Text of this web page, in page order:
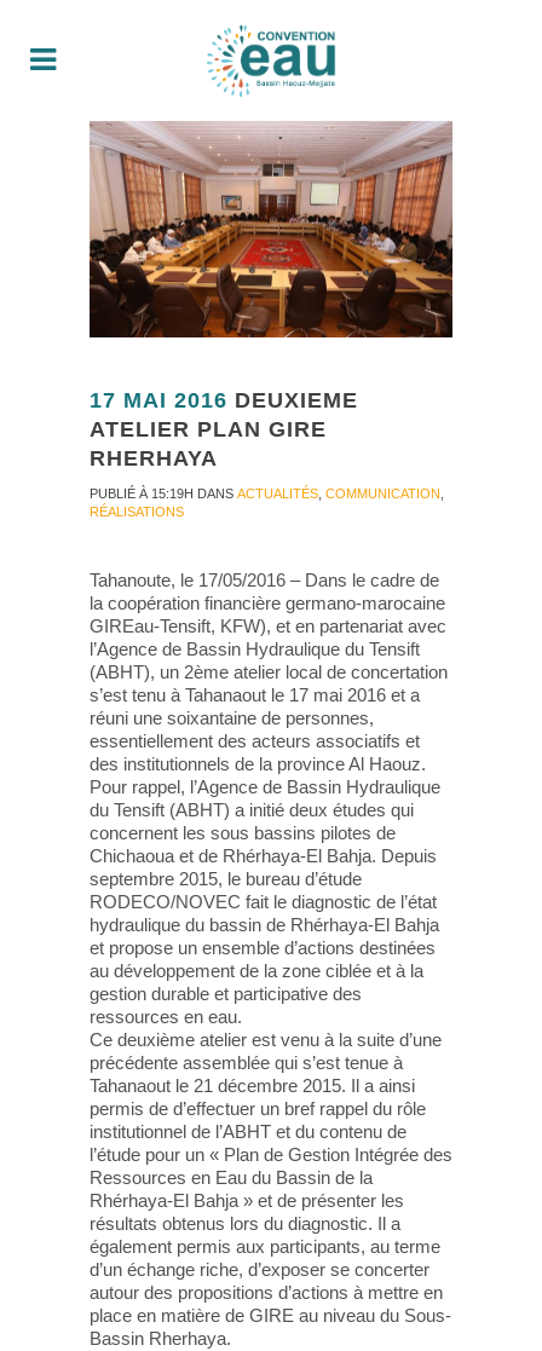
17 MAI 2016 DEUXIEME
ATELIER PLAN GIRE
RHERHAYA
PUBLIÉ À 15:19H DANS ACTUALITÉS, COMMUNICATION,
RÉALISATIONS
Tahanoute, le 17/05/2016 – Dans le cadre de
la coopération financière germano-marocaine
GIREau-Tensift, KFW), et en partenariat avec
l’Agence de Bassin Hydraulique du Tensift
(ABHT), un 2ème atelier local de concertation
s’est tenu à Tahanaout le 17 mai 2016 et a
réuni une soixantaine de personnes,
essentiellement des acteurs associatifs et
des institutionnels de la province Al Haouz.
Pour rappel, l’Agence de Bassin Hydraulique
du Tensift (ABHT) a initié deux études qui
concernent les sous bassins pilotes de
Chichaoua et de Rhérhaya-El Bahja. Depuis
septembre 2015, le bureau d’étude
RODECO/NOVEC fait le diagnostic de l’état
hydraulique du bassin de Rhérhaya-El Bahja
et propose un ensemble d’actions destinées
au développement de la zone ciblée et à la
gestion durable et participative des
ressources en eau.
Ce deuxième atelier est venu à la suite d’une
précédente assemblée qui s’est tenue à
Tahanaout le 21 décembre 2015. Il a ainsi
permis de d’effectuer un bref rappel du rôle
institutionnel de l’ABHT et du contenu de
l’étude pour un « Plan de Gestion Intégrée des
Ressources en Eau du Bassin de la
Rhérhaya-El Bahja » et de présenter les
résultats obtenus lors du diagnostic. Il a
également permis aux participants, au terme
d’un échange riche, d’exposer se concerter
autour des propositions d’actions à mettre en
place en matière de GIRE au niveau du Sous-
Bassin Rherhaya.